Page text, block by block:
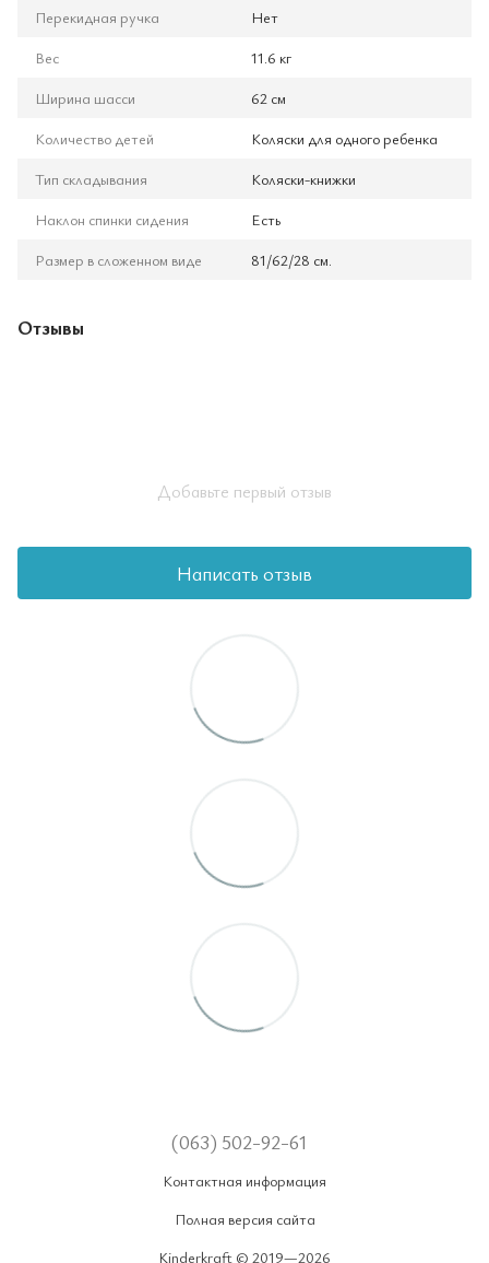
Перекидная ручка
Нет
Вес
11.6 кг
Ширина шасси
62 см
Количество детей
Коляски для одного ребенка
Тип складывания
Коляски-книжки
Наклон спинки сидения
Есть
Размер в сложенном виде
81/62/28 см.
Отзывы
Добавьте первый отзыв
Написать отзыв
(063) 502-92-61
Контактная информация
Полная версия сайта
Kinderkraft © 2019—2026